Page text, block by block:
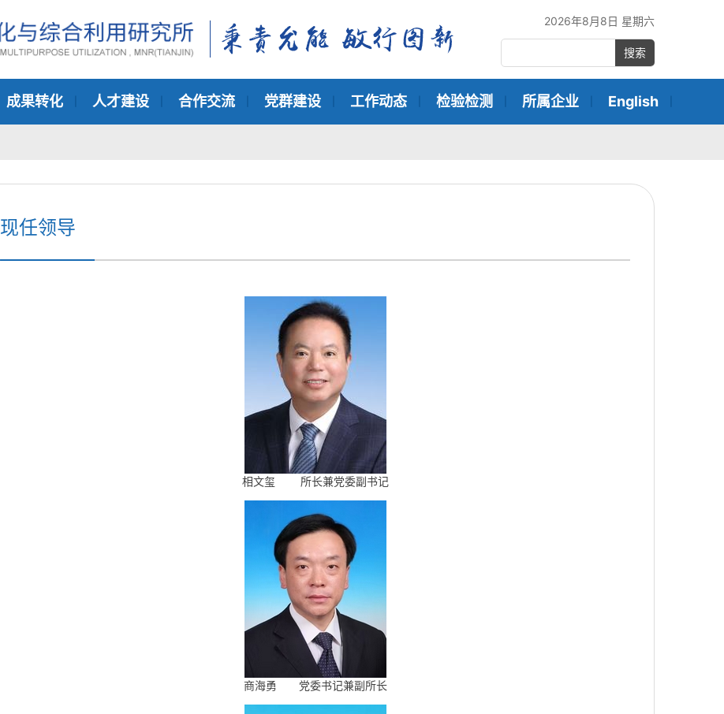
2026年8月8日 星期六
搜索
成果转化 人才建设 合作交流 党群建设 工作动态 检验检测 所属企业 English
现任领导
相文玺 所长兼党委副书记
商海勇 党委书记兼副所长